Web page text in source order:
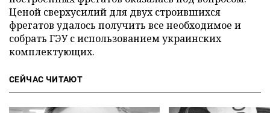
Ценой сверхусилий для двух строившихся
фрегатов удалось получить все необходимое и
собрать ГЭУ с использованием украинских
комплектующих.
СЕЙЧАС ЧИТАЮТ